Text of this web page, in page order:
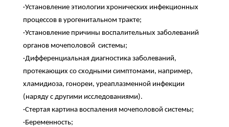
·Установление этиологии хронических инфекционных
процессов в урогенитальном тракте;
·Установление причины воспалительных заболеваний
органов мочеполовой системы;
·Дифференциальная диагностика заболеваний,
протекающих со сходными симптомами, например,
хламидиоза, гонореи, уреаплазменной инфекции
(наряду с другими исследованиями).
·Стертая картина воспаления мочеполовой системы;
·Беременность;